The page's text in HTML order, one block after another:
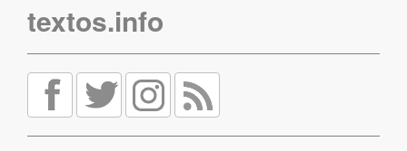
textos.info